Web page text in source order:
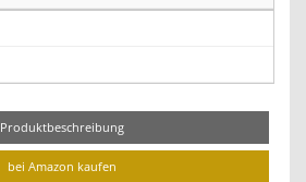
Produktbeschreibung
bei Amazon kaufen